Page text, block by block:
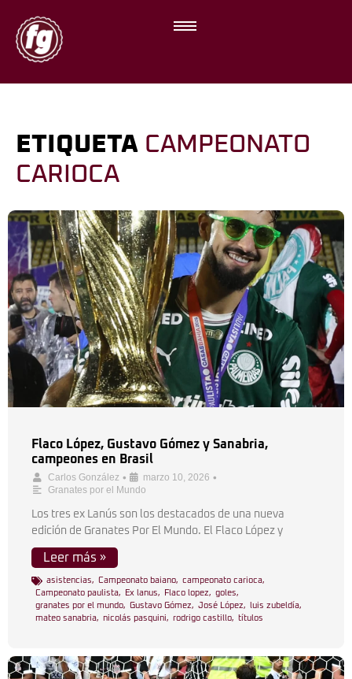
ETIQUETA CAMPEONATO
CARIOCA
Flaco López, Gustavo Gómez y Sanabria,
campeones en Brasil
Carlos González • marzo 10, 2026 •
Granates por el Mundo
Los tres ex Lanús son los destacados de una nueva
edición de Granates Por El Mundo. El Flaco López y
Leer más »
asistencias, Campeonato baiano, campeonato carioca,
Campeonato paulista, Ex lanus, Flaco lopez, goles,
granates por el mundo, Gustavo Gómez, José López, luis zubeldía,
mateo sanabria, nicolás pasquini, rodrigo castillo, títulos